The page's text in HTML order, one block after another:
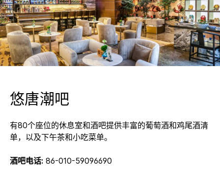
悠唐潮吧
有80个座位的休息室和酒吧提供丰富的葡萄酒和鸡尾酒清
单，以及下午茶和小吃菜单。
酒吧电话: 86-010-59096690